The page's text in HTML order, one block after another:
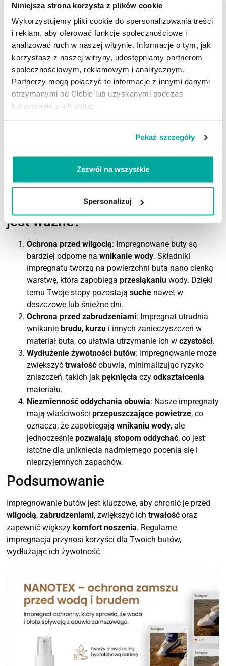
Niniejsza strona korzysta z plików cookie
Wykorzystujemy pliki cookie do spersonalizowania treści
i reklam, aby oferować funkcje społecznościowe i
analizować ruch w naszej witrynie. Informacje o tym, jak
korzystasz z naszej witryny, udostępniamy partnerom
społecznościowym, reklamowym i analitycznym.
Partnerzy mogą połączyć te informacje z innymi danymi
otrzymanymi od Ciebie lub uzyskanymi podczas
korzystania z ich usług.
Pokaż szczegóły
Zezwól na wszystkie
Spersonalizuj
Właściwości NanoTex
Impregnatu
Długotrwała ochrona
: Skutecznie chroni
przed wodą solą i plamami
Zachowanie wyglądu : Nie zmienia wyglądu obuwia
nie natłuszcza go.
Przedłużona żywotność
: Pomaga
wydłużyć
żywotność
Ekologiczny skład: Preparat wodny,
środowiska.
Dlaczego impregnowanie butów
jest ważne?
Ochrona przed wilgocią: Impregnowane buty są
bardziej odporne nawnikanie wody. Składniki
impregnatu tworzą na powierzchni buta nano cienką
warstwę, która zapobiegaprzesiąkaniu wody. Dzięki
temu Twoje stopy pozostająsuche nawet w
deszczowe lub śnieżne dni.
Ochrona przed zabrudzeniami: Impregnat utrudnia
wnikaniebrudu,kurzu i innych zanieczyszczeń w
materiał buta, co ułatwia utrzymanie ich wczystości.
Wydłużenie żywotności butów: Impregnowanie może
zwiększyćtrwałość obuwia, minimalizując ryzyko
zniszczeń, takich jakpęknięcia czyodkształcenia
materiału.
Niezmienność oddychania obuwia: Nasze impregnaty
mają właściwościprzepuszczające powietrze, co
oznacza, że zapobiegająwnikaniu wody, ale
jednocześniepozwalają stopom oddychać, co jest
istotne dla uniknięcia nadmiernego pocenia się i
nieprzyjemnych zapachów.
Podsumowanie
Impregnowanie butów jest kluczowe, aby chronić je przed
wilgocią,zabrudzeniami, zwiększyć ichtrwałość oraz
zapewnić większykomfort noszenia. Regularne
impregnacja przynosi korzyści dla Twoich butów,
wydłużając ich żywotność.